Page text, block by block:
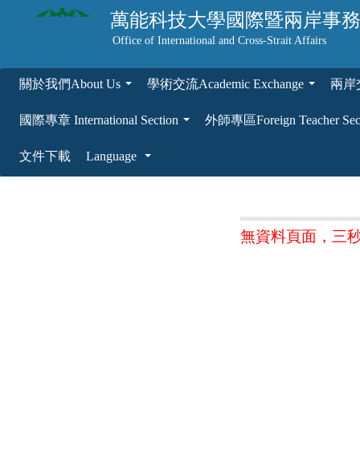
萬能科技大學國際暨兩岸事
Office of International and Cross-Strait Affairs
關於我們About Us 學術交流Academic Exchange 兩岸
國際專章 International Section 外師專區Foreign Teacher
文件下載 Language
無資料頁面，三